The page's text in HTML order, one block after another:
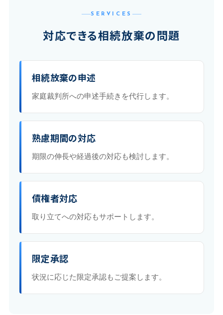
SERVICES
対応できる相続放棄の問題
相続放棄の申述
家庭裁判所への申述手続きを代行します。
熟慮期間の対応
期限の伸長や経過後の対応も検討します。
債権者対応
取り立てへの対応もサポートします。
限定承認
状況に応じた限定承認もご提案します。